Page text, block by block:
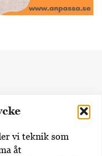
vi teknik som
åt